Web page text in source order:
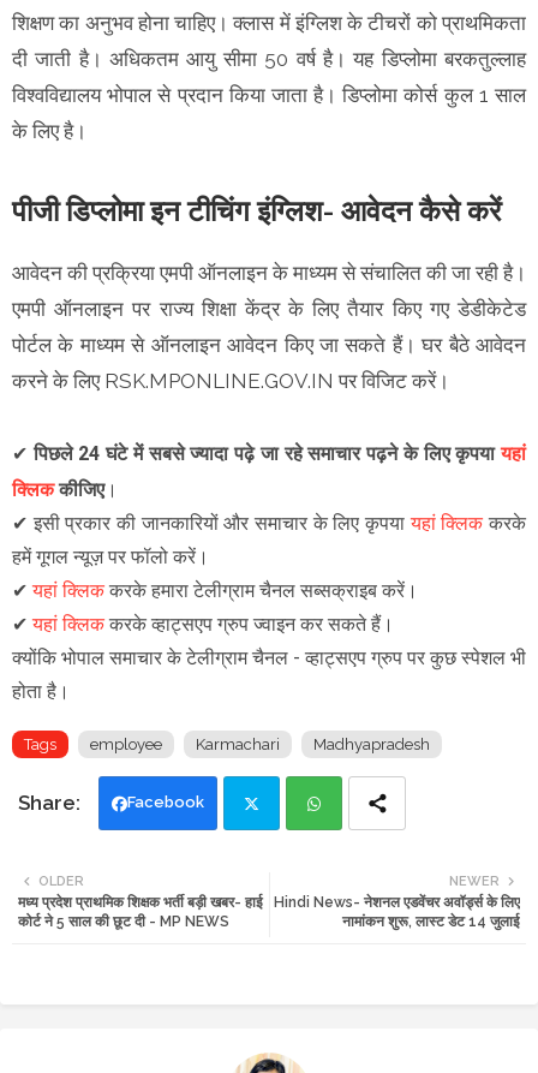
शिक्षण का अनुभव होना चाहिए। क्लास में इंग्लिश के टीचरों को प्राथमिकता
दी जाती है। अधिकतम आयु सीमा 50 वर्ष है। यह डिप्लोमा बरकतुल्लाह
विश्वविद्यालय भोपाल से प्रदान किया जाता है। डिप्लोमा कोर्स कुल 1 साल
के लिए है।
पीजी डिप्लोमा इन टीचिंग इंग्लिश- आवेदन कैसे करें
आवेदन की प्रक्रिया एमपी ऑनलाइन के माध्यम से संचालित की जा रही है।
एमपी ऑनलाइन पर राज्य शिक्षा केंद्र के लिए तैयार किए गए डेडीकेटेड
पोर्टल के माध्यम से ऑनलाइन आवेदन किए जा सकते हैं। घर बैठे आवेदन
करने के लिए RSK.MPONLINE.GOV.IN पर विजिट करें।
✔पिछले 24 घंटे में सबसे ज्यादा पढ़े जा रहे समाचार पढ़ने के लिए कृपयायहां
क्लिककीजिए।
✔ इसी प्रकार की जानकारियों और समाचार के लिए कृपयायहां क्लिककरके
हमें गूगल न्यूज़ पर फॉलो करें ।
✔यहां क्लिककरके हमारा टेलीग्राम चैनल सब्सक्राइब करें।
✔यहां क्लिककरके व्हाट्सएप ग्रुप ज्वाइन कर सकते हैं।
क्योंकि भोपाल समाचार के टेलीग्राम चैनल - व्हाट्सएप ग्रुप पर कुछ स्पेशल भी
होता है।
Tags employee Karmachari Madhyapradesh
Facebook
tte ats
NEWER
Hindi News- नेशनल एडवेंचर अवॉर्ड्स के लिए
नामांकन शुरू, लास्ट डेट 14 जुलाई
OLDER
मध्य प्रदेश प्राथमिक शिक्षक भर्ती बड़ी खबर- हाई
कोर्ट ने 5 साल की छूट दी - MP NEWS